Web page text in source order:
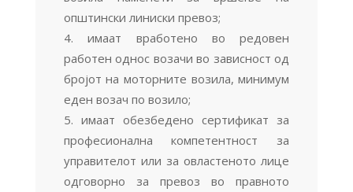
општински линиски превоз;
имаат вработено во редовен
работен однос возачи во зависност од
бројот на моторните возила, минимум
еден возач по возило;
имаат обезбедено сертификат за
професионална компетентност за
управителот или за овластеното лице
одговорно за превоз во правното